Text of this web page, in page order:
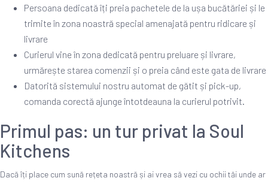
Persoana dedicată îți preia pachetele de la ușa bucătăriei și le
trimite în zona noastră special amenajată pentru ridicare și
livrare
Curierul vine în zona dedicată pentru preluare și livrare,
urmărește starea comenzii și o preia când este gata de livrare
Datorită sistemului nostru automat de gătit și pick-up,
comanda corectă ajunge întotdeauna la curierul potrivit.
Primul pas: un tur privat la Soul
Kitchens
Dacă îți place cum sună rețeta noastră și ai vrea să vezi cu ochii tăi unde ar